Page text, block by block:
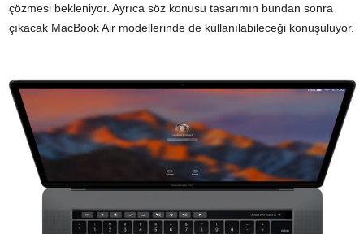
çözmesi bekleniyor. Ayrıca söz konusu tasarımın bundan sonra
çıkacak MacBook Air modellerinde de kullanılabileceği konuşuluyor.